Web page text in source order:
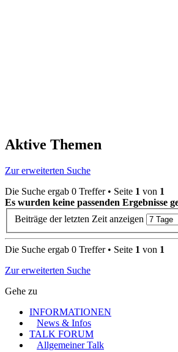
Aktive Themen
Zur erweiterten Suche
Die Suche ergab 0 Treffer • Seite 1 von 1
Es wurden keine passenden Ergebnisse
Beiträge der letzten Zeit anzeigen
Die Suche ergab 0 Treffer • Seite 1 von 1
Zur erweiterten Suche
Gehe zu
INFORMATIONEN
News & Infos
TALK FORUM
Allgemeiner Talk